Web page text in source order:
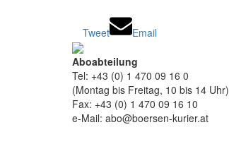
Tweet Email
Aboabteilung
Tel: +43 (0) 1 470 09 16 0
(Montag bis Freitag, 10 bis 14 Uhr)
Fax: +43 (0) 1 470 09 16 10
e-Mail: abo@boersen-kurier.at